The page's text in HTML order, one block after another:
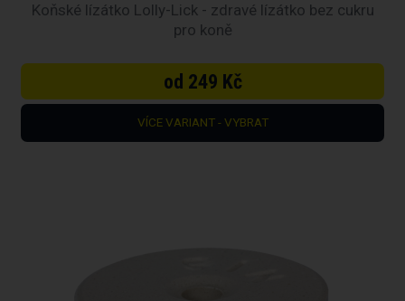
Koňské lízátko Lolly-Lick - zdravé lízátko bez cukru
pro koně
od 249 Kč
VÍCE VARIANT - VYBRAT